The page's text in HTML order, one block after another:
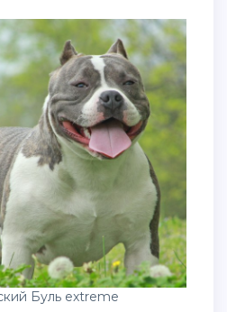
Буль extreme